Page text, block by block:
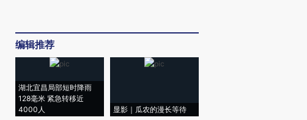
编辑推荐
湖北宜昌局部短时降雨
128毫米 紧急转移近
4000人
显影｜瓜农的漫长等待